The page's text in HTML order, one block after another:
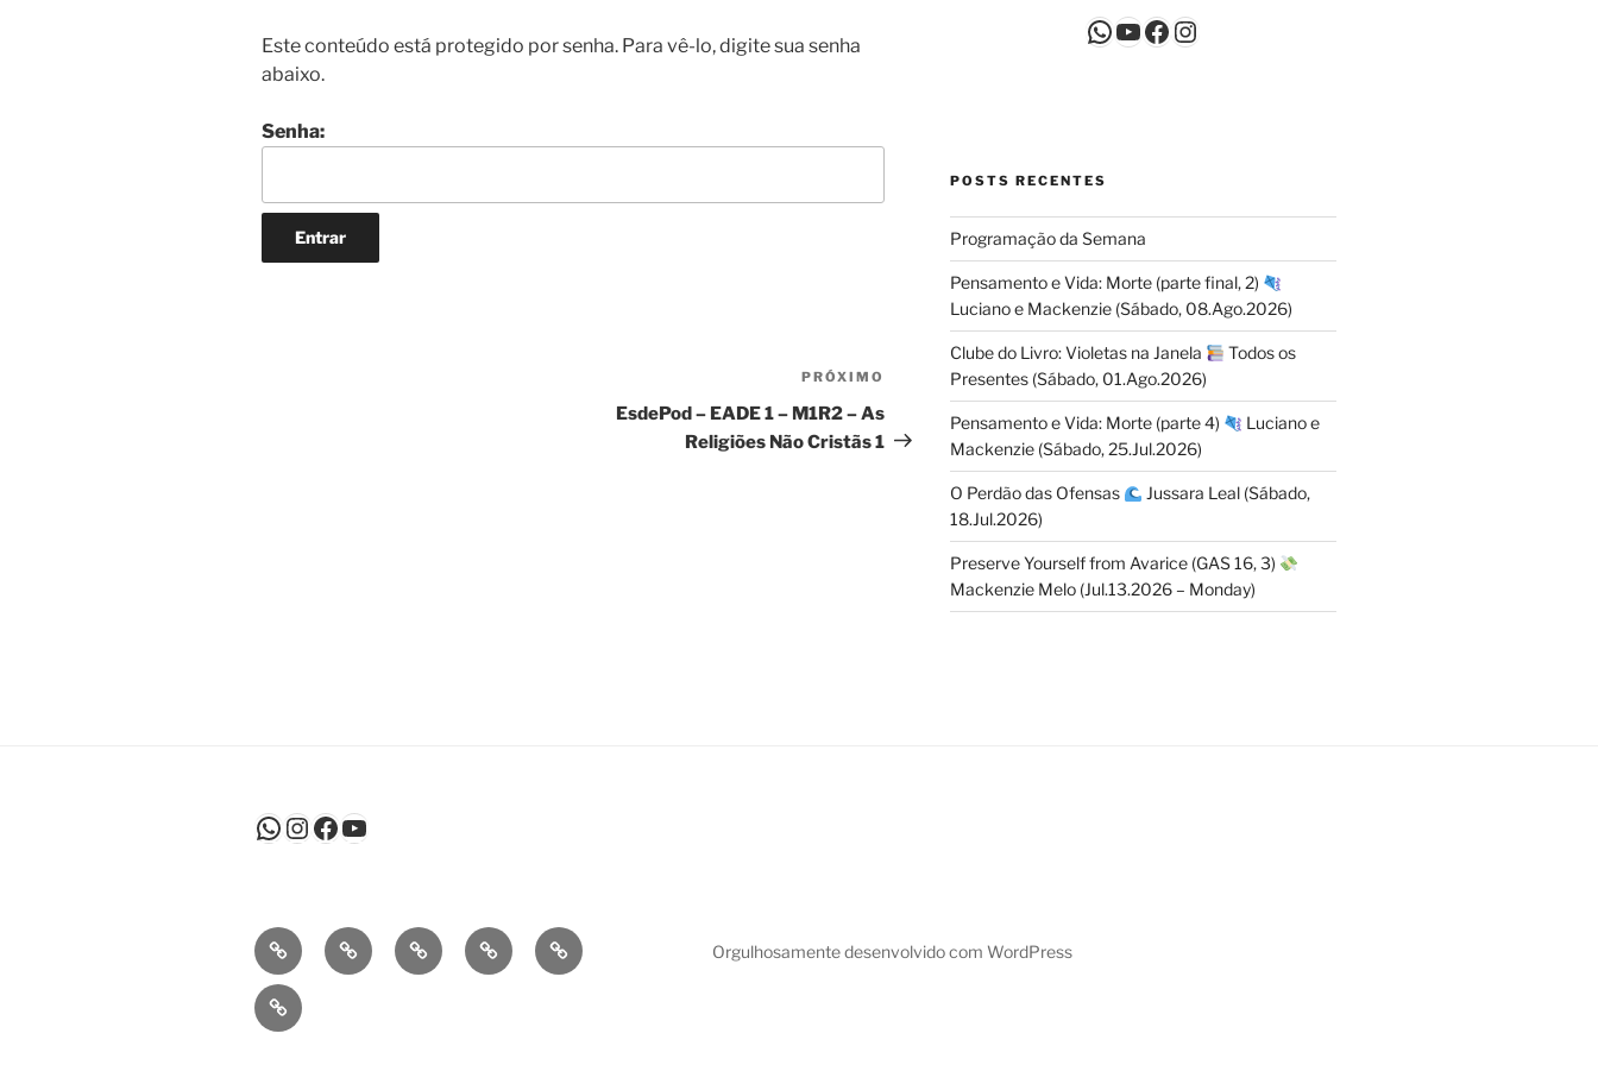
Este conteúdo está protegido por senha. Para vê-lo, digite sua senha
abaixo.
Senha:
Próximo
post
PRÓXIMO
EsdePod – EADE 1 – M1R2 – As
Religiões Não Cristãs 1
WhatsApp
Youtube
Facebook
Instagram
POSTS RECENTES
Programação da Semana
Pensamento e Vida: Morte (parte final, 2)
Luciano e Mackenzie (Sábado, 08.Ago.2026)
Clube do Livro: Violetas na Janela
Todos os
Presentes (Sábado, 01.Ago.2026)
Pensamento e Vida: Morte (parte 4)
Luciano e
Mackenzie (Sábado, 25.Jul.2026)
O Perdão das Ofensas
Jussara Leal (Sábado,
18.Jul.2026)
Preserve Yourself from Avarice (GAS 16, 3)
Mackenzie Melo (Jul.13.2026 – Monday)
WhatsApp
Instagram
Facebook
Youtube
Sobre
Nós
AtividadesAgenda
Semanal
Agenda
Mensal
Cantinho
da
Pensamento
e
Orgulhosamente desenvolvido com WordPress